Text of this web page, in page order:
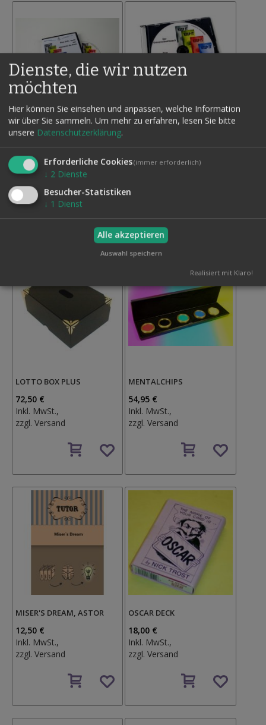
DVD KEEP IT SIMPLE! VOL. 1
- STRASSENZAUBEREI
24,50 €
Inkl. MwSt.,
Versand
Auf
Wunschzettel
DVD KEEP IT SIMPLE! VOL. 5
UNIVERSALAUSTAUSCH
24,50 €
zzgl.
den
LOTTO BOX PLUS
72,50 €
Inkl. MwSt.,
zzgl. Versand
den
MENTALCHIPS
54,95 €
Inkl. MwSt.,
zzgl.Versand
den
MISER'S DREAM, ASTOR
12,50 €
Inkl. MwSt.,
zzgl. Versand
den
OSCAR DECK
18,00 €
Inkl. MwSt.,
zzgl.Versand
den
Dienste, die wir nutzen
möchten
Hier können Sie einsehen und anpassen, welche Information
wir über Sie sammeln. Um mehr zu erfahren, lesen Sie bitte
unsere Datenschutzerklärung.
Erforderliche Cookies(immer erforderlich)
↓ 2 Dienste
Besucher-Statistiken
↓ 1 Dienst
Alle akzeptieren
Auswahl speichern
Realisiert mit Klaro!